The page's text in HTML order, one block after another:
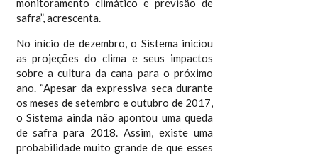
monitoramento climático e previsão de
safra”, acrescenta.
No início de dezembro, o Sistema iniciou
as projeções do clima e seus impactos
sobre a cultura da cana para o próximo
ano. “Apesar da expressiva seca durante
os meses de setembro e outubro de 2017,
o Sistema ainda não apontou uma queda
de safra para 2018. Assim, existe uma
probabilidade muito grande de que esses